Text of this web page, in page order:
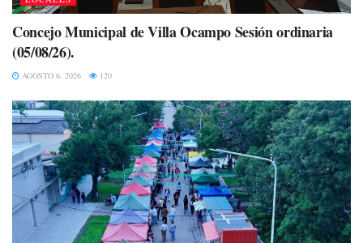
Concejo Municipal de Villa Ocampo Sesión ordinaria
(05/08/26).
AGOSTO 6, 2026 120